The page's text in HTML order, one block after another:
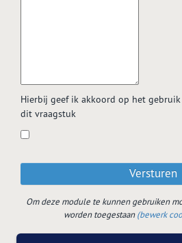
Hierbij geef ik akkoord op het
dit vraagstuk
Versturen
Om deze module te kunnen gebruiken
worden toegestaan(bewerk